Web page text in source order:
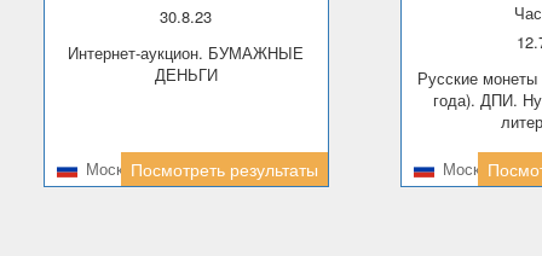
30.8.23
Интернет-аукцион. БУМАЖНЫЕ
ДЕНЬГИ
МоскваПосмотреть результаты
Русские монеты и медали (с 1801
года). ДПИ.
Москва